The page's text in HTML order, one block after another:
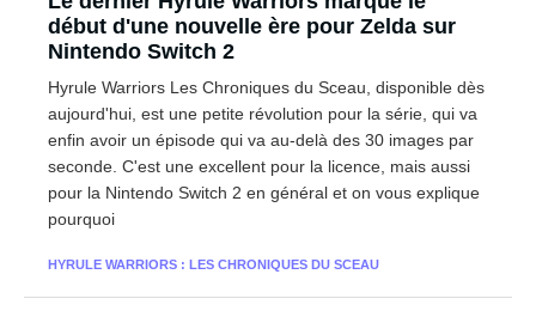
début d'une nouvelle ère pour Zelda sur
Nintendo Switch 2
Hyrule Warriors Les Chroniques du Sceau, disponible dès
aujourd'hui, est une petite révolution pour la série, qui va
enfin avoir un épisode qui va au-delà des 30 images par
seconde. C'est une excellent pour la licence, mais aussi
pour la Nintendo Switch 2 en général et on vous explique
pourquoi
HYRULE WARRIORS : LES CHRONIQUES DU SCEAU